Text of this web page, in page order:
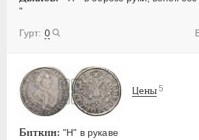
"
0
Биткин: "H" в рукаве
Цены 5